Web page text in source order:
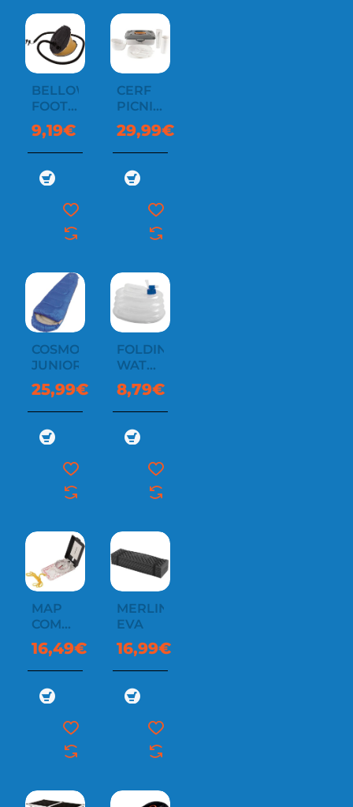
BELLOW
FOOT
PUMP
9,19€
CERF
PICNIC
BOX M
29,99€
COSMOS
JUNIOR
25,99€
FOLDING
WATER
CARRIER
8L
8,79€
MAP
COMPASS
MIRROR
16,49€
MERLIN
EVA
16,99€